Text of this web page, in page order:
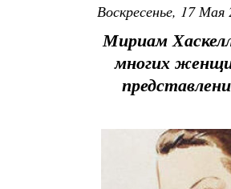
Воскресенье, 17
Мириам
многих